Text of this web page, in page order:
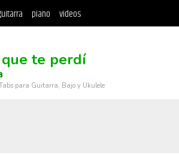
piano videos
te perdí
para Guitarra, Bajo y Ukulele